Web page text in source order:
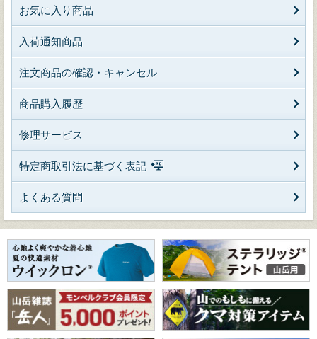
お気に入り商品
入荷通知商品
注文商品の確認・キャンセル
商品購入履歴
修理サービス
特定商取引法に基づく表記
よくある質問